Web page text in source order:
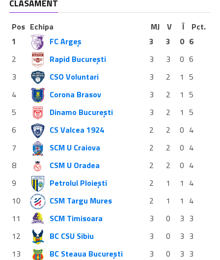
CLASAMENT
Pos Echipa MJ V Î
Pct.
1
FC Argeș 3 3 0 6
2
Rapid București 3 3 0 6
3
CSO Voluntari 3 2 1 5
4
Corona Brasov 3 2 1 5
5
Dinamo București 3 2 1 5
6
CS Valcea 1924 2 2 0 4
7
SCM U Craiova 2 2 0 4
8
CSM U Oradea 2 2 0 4
9
Petrolul Ploiești 2 1 1 4
10
CSM Targu Mures 2 1 1 4
11
SCM Timisoara 3 0 3 3
12
BC CSU Sibiu 3 0 3 3
13
BC Steaua București 3 0 3 3